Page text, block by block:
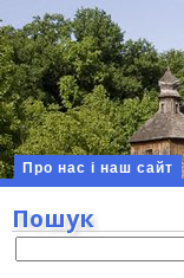
Про нас і наш сайт
Пошук